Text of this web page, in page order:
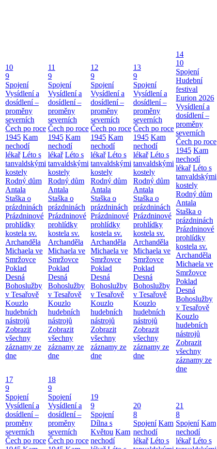
10
9
Spojení
Vysídlení a
dosídlení –
proměny
severních
Čech po roce
1945 Kam
nechodí
lékař Léto s
tanvaldskými
kostely
Rodný dům
Antala
Staška o
prázdninách
Prázdninové
prohlídky
kostela sv.
Archanděla
Michaela ve
Smržovce
Poklad
Desná
Bohoslužby
v Tesařově
Kouzlo
hudebních
nástrojů
Zobrazit
všechny
záznamy ze
dne
11
9
Spojení
Vysídlení a
dosídlení –
proměny
severních
Čech po roce
1945 Kam
nechodí
lékař Léto s
tanvaldskými
kostely
Rodný dům
Antala
Staška o
prázdninách
Prázdninové
prohlídky
kostela sv.
Archanděla
Michaela ve
Smržovce
Poklad
Desná
Bohoslužby
v Tesařově
Kouzlo
hudebních
nástrojů
Zobrazit
všechny
záznamy ze
dne
12
9
Spojení
Vysídlení a
dosídlení –
proměny
severních
Čech po roce
1945 Kam
nechodí
lékař Léto s
tanvaldskými
kostely
Rodný dům
Antala
Staška o
prázdninách
Prázdninové
prohlídky
kostela sv.
Archanděla
Michaela ve
Smržovce
Poklad
Desná
Bohoslužby
v Tesařově
Kouzlo
hudebních
nástrojů
Zobrazit
všechny
záznamy ze
dne
13
9
Spojení
Vysídlení a
dosídlení –
proměny
severních
Čech po roce
1945 Kam
nechodí
lékař Léto s
tanvaldskými
kostely
Rodný dům
Antala
Staška o
prázdninách
Prázdninové
prohlídky
kostela sv.
Archanděla
Michaela ve
Smržovce
Poklad
Desná
Bohoslužby
v Tesařově
Kouzlo
hudebních
nástrojů
Zobrazit
všechny
záznamy ze
dne
14
10
Spojení
Hudební
festival
Eurion 2026
Vysídlení a
dosídlení –
proměny
severních
Čech po roce
1945 Kam
nechodí
lékař Léto s
tanvaldskými
kostely
Rodný dům
Antala
Staška o
prázdninách
Prázdninové
prohlídky
kostela sv.
Archanděla
Michaela ve
Smržovce
Poklad
Desná
Bohoslužby
v Tesařově
Kouzlo
hudebních
nástrojů
Zobrazit
všechny
záznamy ze
dne
17
9
Spojení
Vysídlení a
dosídlení –
proměny
severních
Čech po roce
18
9
Spojení
Vysídlení a
dosídlení –
proměny
severních
Čech po roce
19
9
Spojení
Dílna s
Květou Kam
nechodí
20
8
Spojení Kam
nechodí
lékař Léto s
21
8
Spojení Kam
nechodí
lékař Léto s